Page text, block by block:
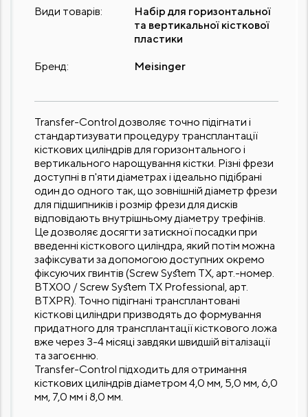
Transfer-Control дозволяє точно підігнати і
стандартизувати процедуру трансплантації
кісткових циліндрів для горизонтального і
вертикального нарощування кістки. Різні фрези
доступні в п'яти діаметрах і ідеально підібрані
один до одного так, що зовнішній діаметр фрези
для підшипників і розмір фрези для дисків
відповідають внутрішньому діаметру трефінів.
Це дозволяє досягти затискної посадки при
введенні кісткового циліндра, який потім можна
зафіксувати за допомогою доступних окремо
фіксуючих гвинтів (Screw System TX, арт.-номер.
BTX00 / Screw System TX Professional, арт.
BTXPR). Точно підігнані трансплантовані
кісткові циліндри призводять до формування
придатного для трансплантації кісткового ложа
вже через 3-4 місяці завдяки швидшій віталізації
та загоєнню.
Transfer-Control підходить для отримання
кісткових циліндрів діаметром 4,0 мм, 5,0 мм, 6,0
мм, 7,0 мм і 8,0 мм.
Види товарів:
Набір для горизонтальної
та вертикальної кісткової
пластики
Бренд: Meisinger